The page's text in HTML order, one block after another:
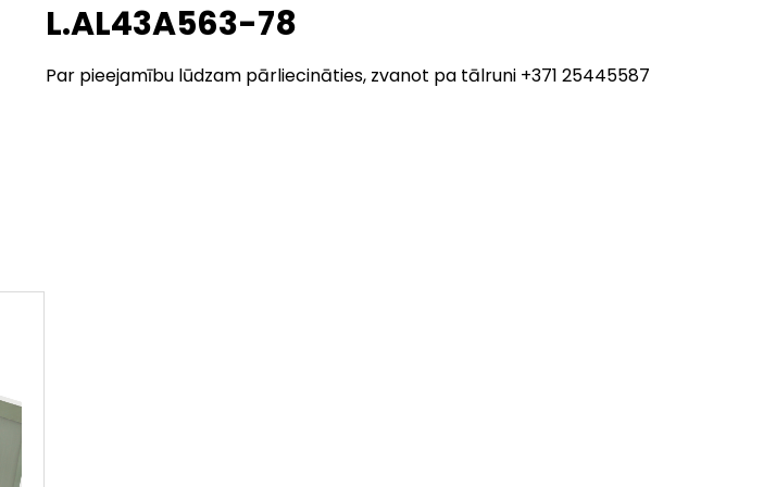
L.AL43A563-78
Par pieejamību lūdzam pārliecināties, zvanot pa tālruni +371 25445587